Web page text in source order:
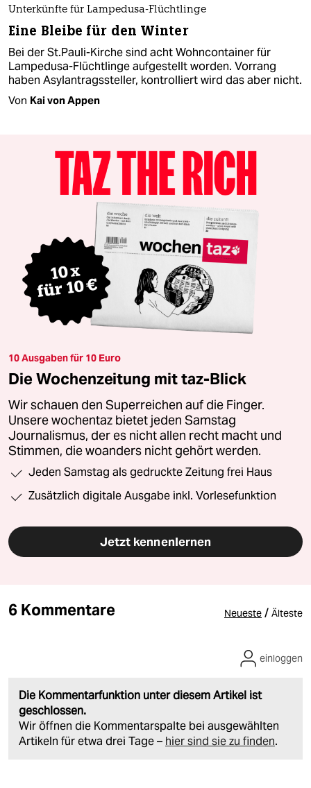
Unterkünfte für Lampedusa-Flüchtlinge
Eine Bleibe für den Winter
Bei der St.Pauli-Kirche sind acht Wohncontainer für
Lampedusa-Flüchtlinge aufgestellt worden. Vorrang
haben Asylantragssteller, kontrolliert wird das aber nicht.
Von Kai von Appen
10 Ausgaben für 10 Euro
Die Wochenzeitung mit taz-Blick
Wir schauen den Superreichen auf die Finger.
Unsere wochentaz bietet jeden Samstag
Journalismus, der es nicht allen recht macht und
Stimmen, die woanders nicht gehört werden.
Jeden Samstag als gedruckte Zeitung frei Haus
Zusätzlich digitale Ausgabe inkl. Vorlesefunktion
Jetzt kennenlernen
6 Kommentare Neueste / Älteste
Die Kommentarfunktion unter diesem Artikel ist
geschlossen.
Wir öffnen die Kommentarspalte bei ausgewählten
Artikeln für etwa drei Tage – hier sind sie zu finden.
einloggen